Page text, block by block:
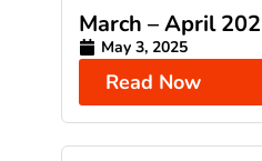
March – April
May 3, 2025
Read Now